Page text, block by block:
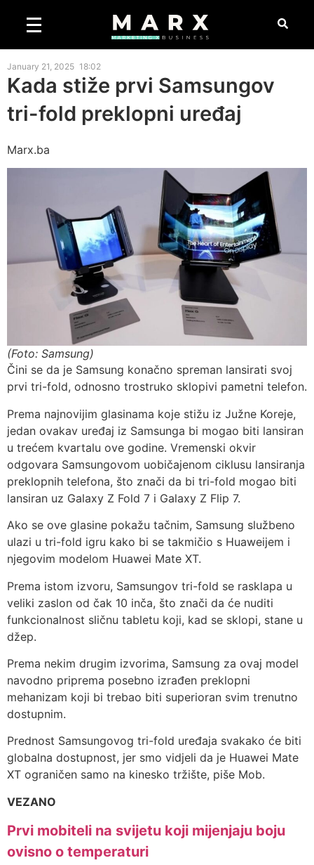
January 21, 2025 18:02
Kada stiže prvi Samsungov
tri-fold preklopni uređaj
Marx.ba
(Foto: Samsung)
Čini se da je Samsung konačno spreman lansirati svoj
prvi tri-fold, odnosno trostruko sklopivi pametni telefon.
Prema najnovijim glasinama koje stižu iz Južne Koreje,
jedan ovakav uređaj iz Samsunga bi mogao biti lansiran
u trećem kvartalu ove godine. Vremenski okvir
odgovara Samsungovom uobičajenom ciklusu lansiranja
preklopnih telefona, što znači da bi tri-fold mogao biti
lansiran uz Galaxy Z Fold 7 i Galaxy Z Flip 7.
Ako se ove glasine pokažu tačnim, Samsung službeno
ulazi u tri-fold igru ​​kako bi se takmičio s Huaweijem i
njegovim modelom Huawei Mate XT.
Prema istom izvoru, Samsungov tri-fold se rasklapa u
veliki zaslon od čak 10 inča, što znači da će nuditi
funkcionalnost sličnu tabletu koji, kad se sklopi, stane u
džep.
Prema nekim drugim izvorima, Samsung za ovaj model
navodno priprema posebno izrađen preklopni
mehanizam koji bi trebao biti superioran svim trenutno
dostupnim.
Prednost Samsungovog tri-fold uređaja svakako će biti
globalna dostupnost, jer smo vidjeli da je Huawei Mate
XT ograničen samo na kinesko tržište, piše Mob.
VEZANO
Prvi mobiteli na svijetu koji mijenjaju boju
ovisno o temperaturi